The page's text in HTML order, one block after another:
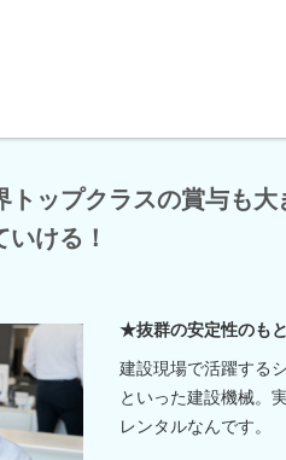
トップクラスの賞与も大
ける！
★抜群の安定性のも
建設現場で活躍する
といった建設機械。
レンタルなんです。